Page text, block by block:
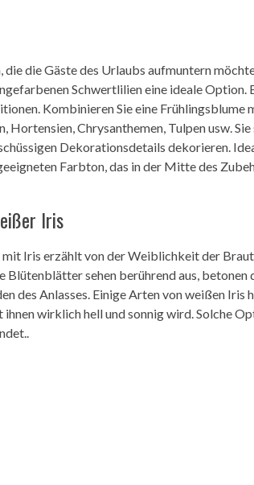
die die Gäste des Urlaubs aufmuntern
Schwertlilien eine ideale Option.
Kombinieren Sie eine Frühlingsblume
Hortensien, Chrysanthemen, Tulpen usw.
Dekorationsdetails dekorieren.
Farbton, das in der Mitte des
Iris
Iris erzählt von der Weiblichkeit der
Blütenblätter sehen berührend aus,
des Anlasses. Einige Arten von weißen Iris
wirklich hell und sonnig wird. Solche